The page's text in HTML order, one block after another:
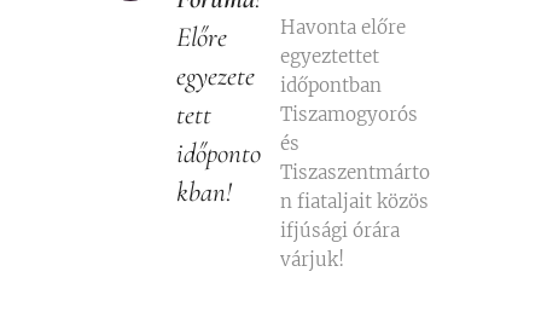
Előre
egyezete
tett
időponto
kban!
Havonta előre
egyeztettet
időpontban
Tiszamogyorós
és
Tiszaszentmárto
n fiataljait közös
ifjúsági órára
várjuk!